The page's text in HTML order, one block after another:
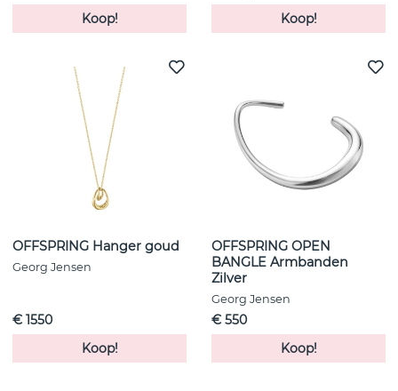
Koop!
Koop!
OFFSPRING Hanger goud
Georg Jensen
€ 1550
Koop!
OFFSPRING OPEN
BANGLE Armbanden
Zilver
Georg Jensen
€ 550
Koop!